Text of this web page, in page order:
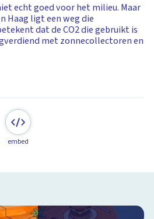
echt goed voor het milieu. Maar
Haag ligt een weg die
dat de CO2 die gebruikt is
met zonnecollectoren en
embed